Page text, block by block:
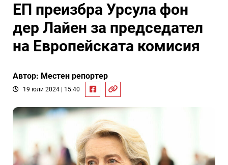
ЕП преизбра Урсула фон
дер Лайен за председател
на Европейската комисия
Автор: Местен репортер
19 юли 2024 | 15:40